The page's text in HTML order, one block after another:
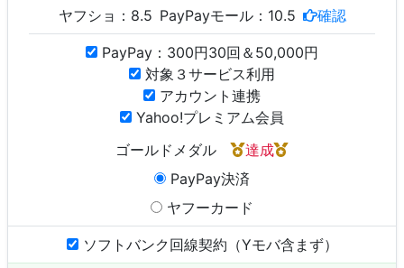
ヤフショ： 8.5 PayPayモール： 10.5 確認
PayPay：300円30回＆50,000円
対象３サービス利用
アカウント連携
Yahoo!プレミアム会員
ゴールドメダル
達成
PayPay決済
ヤフーカード
ソフトバンク回線契約（Yモバ含まず）